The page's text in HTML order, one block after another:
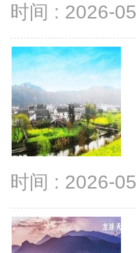
时间 : 2026-
时间 : 2026-